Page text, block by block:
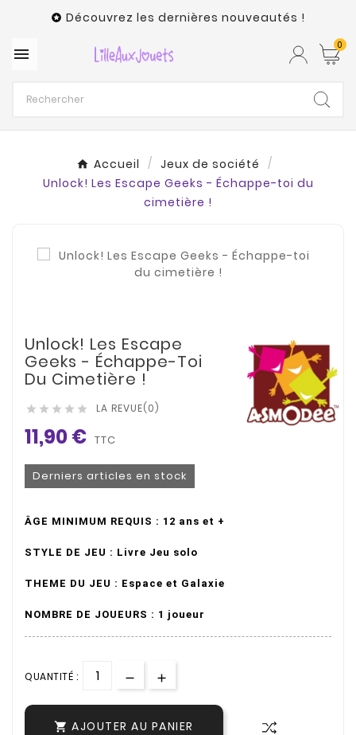
 Découvrez les dernières nouveautés !
 0
Accueil
Jeux de société
Unlock! Les Escape Geeks - Échappe-toi du
cimetière !
Unlock! Les Escape
Geeks - Échappe-Toi
Du Cimetière !
     LA REVUE(0)
11,90 € TTC
Derniers articles en stock
ÂGE MINIMUM REQUIS : 12 ans et +
STYLE DE JEU : Livre Jeu solo
THEME DU JEU : Espace et Galaxie
NOMBRE DE JOUEURS : 1 joueur
QUANTITÉ :
 AJOUTER AU PANIER